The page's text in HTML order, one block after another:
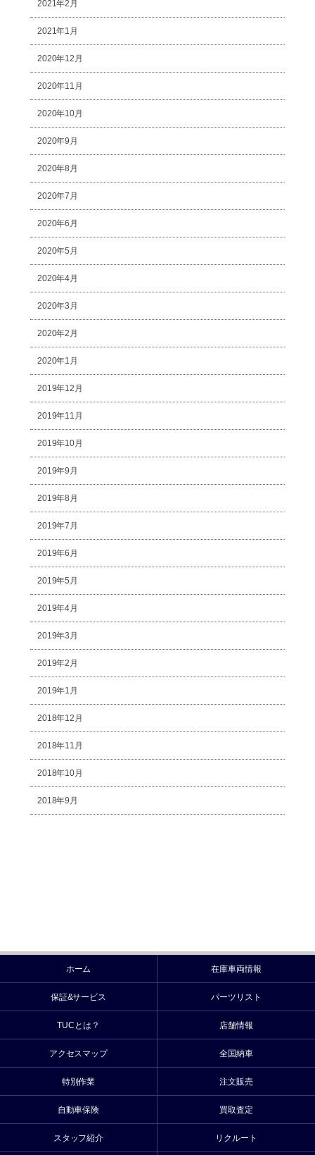
2021年2月
2021年1月
2020年12月
2020年11月
2020年10月
2020年9月
2020年8月
2020年7月
2020年6月
2020年5月
2020年4月
2020年3月
2020年2月
2020年1月
2019年12月
2019年11月
2019年10月
2019年9月
2019年8月
2019年7月
2019年6月
2019年5月
2019年4月
2019年3月
2019年2月
2019年1月
2018年12月
2018年11月
2018年10月
2018年9月
ホーム 在庫車両情報
保証&サービス パーツリスト
TUCとは？ 店舗情報
アクセスマップ 全国納車
特別作業 注文販売
自動車保険 買取査定
スタッフ紹介 リクルート